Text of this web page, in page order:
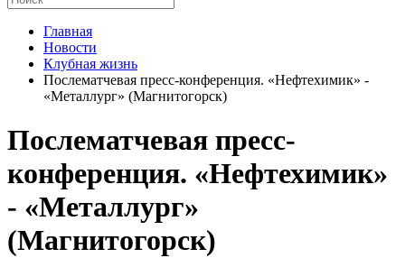
Главная
Новости
Клубная жизнь
Послематчевая пресс-конференция. «Нефтехимик» -
«Металлург» (Магнитогорск)
Послематчевая пресс-
конференция. «Нефтехимик»
- «Металлург»
(Магнитогорск)